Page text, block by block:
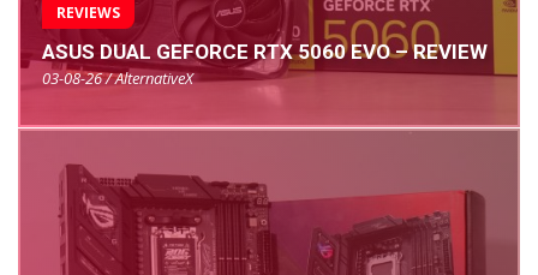
REVIEWS
ASUS DUAL GEFORCE RTX 5060 EVO – REVIEW
03-08-26 / AlternativeX